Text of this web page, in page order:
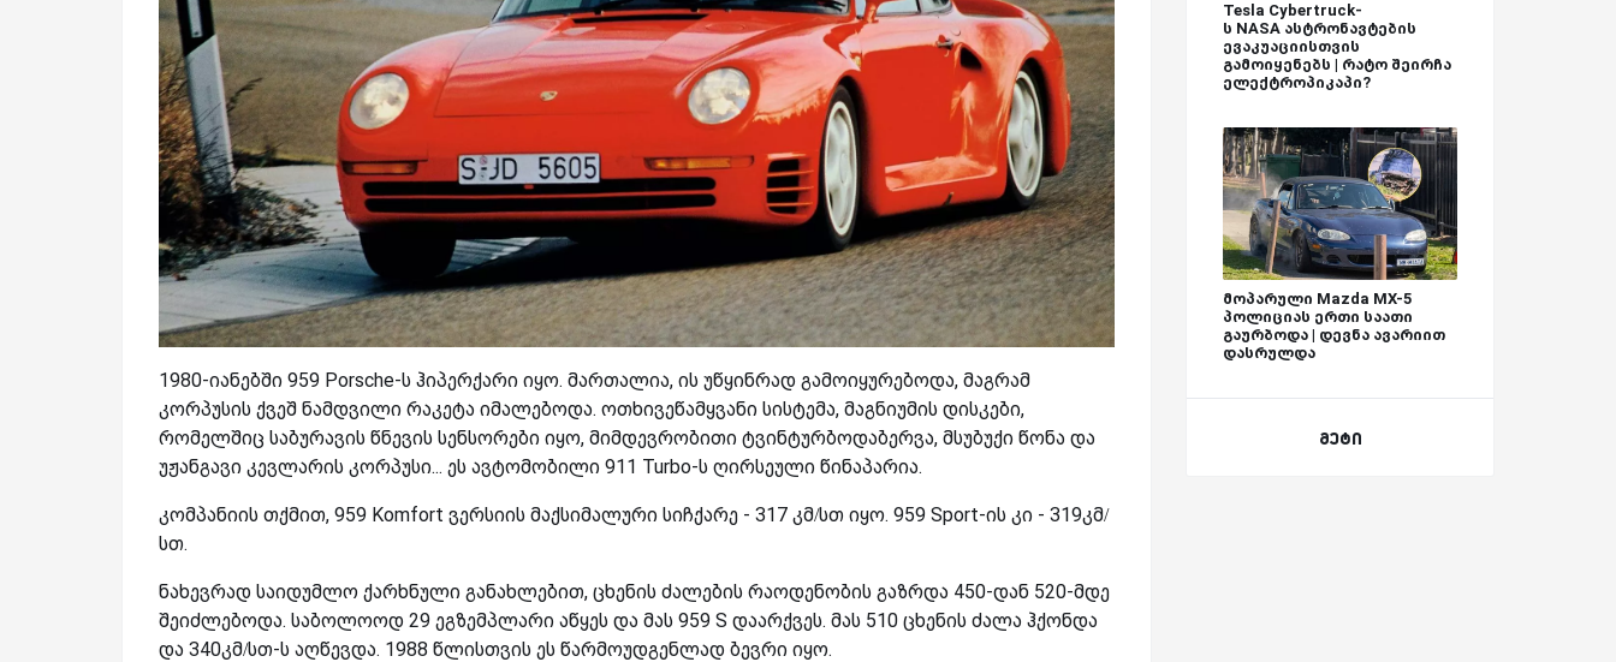
1980-იანებში 959 Porsche-ს ჰიპერქარი იყო. მართალია, ის უწყინრად გამოიყურებოდა, მაგრამ
კორპუსის ქვეშ ნამდვილი რაკეტა იმალებოდა. ოთხივეწამყვანი სისტემა, მაგნიუმის დისკები,
რომელშიც საბურავის წნევის სენსორები იყო, მიმდევრობითი ტვინტურბოდაბერვა, მსუბუქი წონა და
უჟანგავი კევლარის კორპუსი... ეს ავტომობილი 911 Turbo-ს ღირსეული წინაპარია.
კომპანიის თქმით, 959 Komfort ვერსიის მაქსიმალური სიჩქარე - 317 კმ/სთ იყო. 959 Sport-ის კი - 319კმ/
სთ.
ნახევრად საიდუმლო ქარხნული განახლებით, ცხენის ძალების რაოდენობის გაზრდა 450-დან 520-მდე
შეიძლებოდა. საბოლოოდ 29 ეგზემპლარი აწყეს და მას 959 S დაარქვეს. მას 510 ცხენის ძალა ჰქონდა
და 340კმ/სთ-ს აღწევდა. 1988 წლისთვის ეს წარმოუდგენლად ბევრი იყო.
Tesla Cybertruck-
ს NASA ასტრონავტების
ევაკუაციისთვის
გამოიყენებს | რატო შეირჩა
ელექტროპიკაპი?
მოპარული Mazda MX-5
პოლიციას ერთი საათი
გაურბოდა | დევნა ავარიით
დასრულდა
მეტი